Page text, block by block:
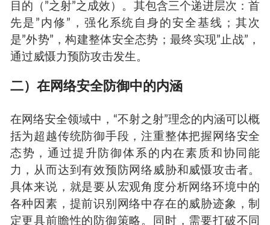
目的（”之射”之成效）。其包含三个递进层次：首
先是”内修”，强化系统自身的安全基线；其次
是”外势”，构建整体安全态势；最终实现”止战”，
通过威慑力预防攻击发生。
二）在网络安全防御中的内涵
在网络安全领域中，“不射之射”理念的内涵可以概
括为超越传统防御手段，注重整体把握网络安全
态势，通过提升防御体系的内在素质和协同能
力，从而达到有效预防网络威胁和威慑攻击者。
具体来说，就是要从宏观角度分析网络环境中的
各种因素，提前识别网络中存在的威胁迹象，制
定更具前瞻性的防御策略。同时，需要打破不同